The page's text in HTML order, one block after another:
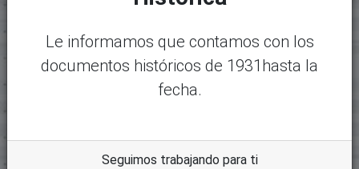
Le informamos que contamos con los
documentos históricos de 1931hasta la
fecha.
Seguimos trabajando para ti